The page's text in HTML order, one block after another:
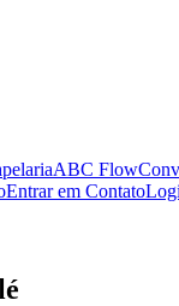
ABC Flow
Entrar em Contato